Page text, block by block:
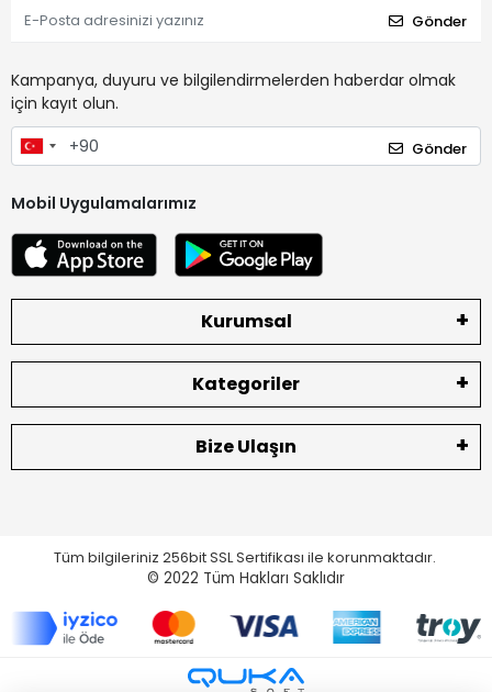
Gönder
Kampanya, duyuru ve bilgilendirmelerden haberdar olmak
için kayıt olun.
Gönder
Mobil Uygulamalarımız
Kurumsal
Kategoriler
Bize Ulaşın
Tüm bilgileriniz 256bit SSL Sertifikası ile korunmaktadır.
© 2022 Tüm Hakları Saklıdır